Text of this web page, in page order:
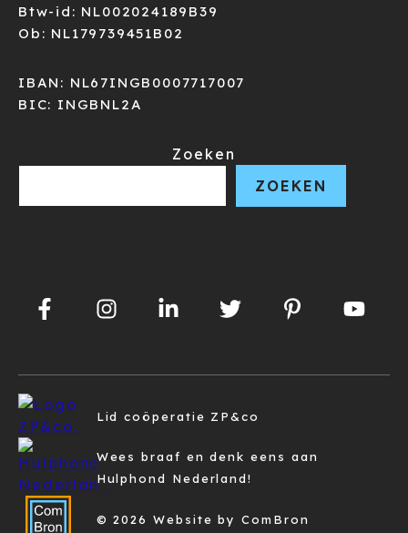
Btw-id: NL002024189B39
Ob: NL179739451B02
IBAN: NL67INGB0007717007
BIC: INGBNL2A
Zoeken
ZOEKEN
Lid coöperatie ZP&co
Wees braaf en denk eens aan
Hulphond Nederland!
© 2026 Website by ComBron